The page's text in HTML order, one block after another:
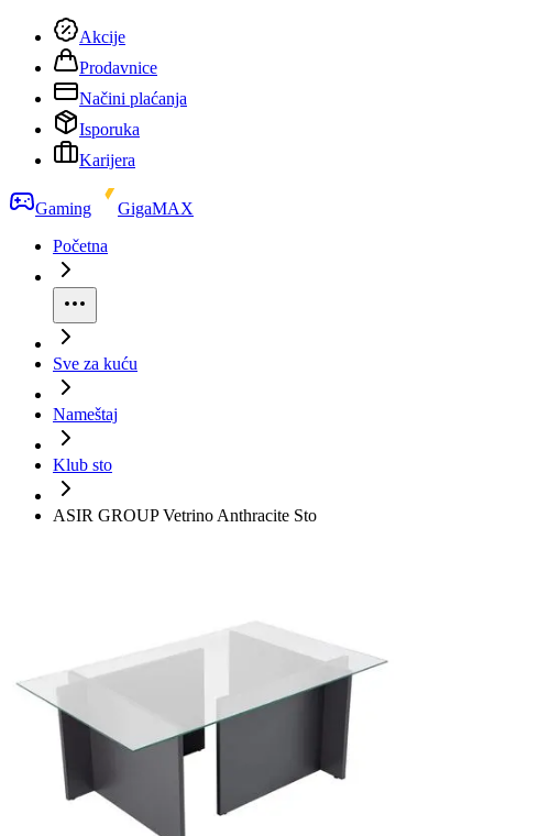
Akcije
Prodavnice
Načini plaćanja
Isporuka
Karijera
Gaming
GigaMAX
Početna
Sve za kuću
Nameštaj
Klub sto
ASIR GROUP Vetrino Anthracite Sto